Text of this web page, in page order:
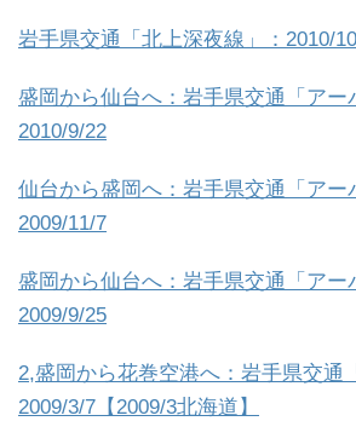
岩手県交通「北上深夜線」：2010/
盛岡から仙台へ：岩手県交通「アー
2010/9/22
仙台から盛岡へ：岩手県交通「アー
2009/11/7
盛岡から仙台へ：岩手県交通「アー
2009/9/25
2,盛岡から花巻空港へ：岩手県交通
2009/3/7【2009/3北海道】